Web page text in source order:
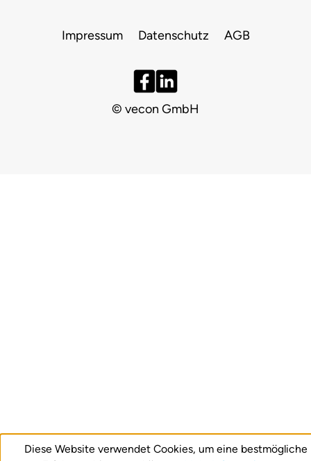
Impressum Datenschutz AGB
© vecon GmbH
Diese Website verwendet Cookies, um eine bestmögliche